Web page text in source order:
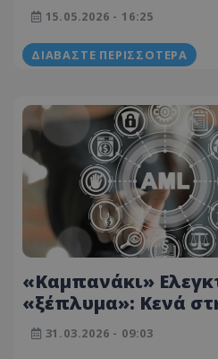
πολυτελή οχήματα -
ακούστηκαν στο
15.05.2026 - 16:25
ΔΙΑΒΆΣΤΕ ΠΕΡΙΣΣΌΤΕΡΑ
«Καμπανάκι»
«ξέπλυμα»: Κενά
τραπεζών και
συναλλαγές στο
31.03.2026 - 09:03